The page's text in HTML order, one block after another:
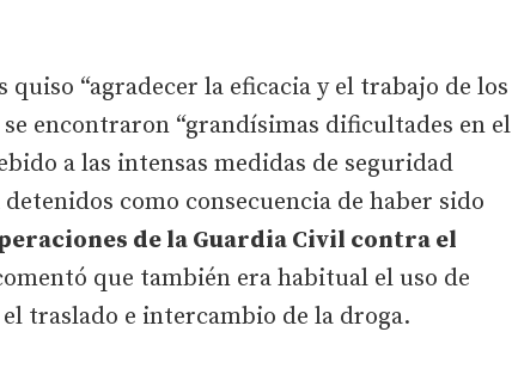
quiso “agradecer la eficacia y el trabajo de los
encontraron “grandísimas dificultades en el
a las intensas medidas de seguridad
como consecuencia de haber sido
de la Guardia Civil contra el
que también era habitual el uso de
traslado e intercambio de la droga.